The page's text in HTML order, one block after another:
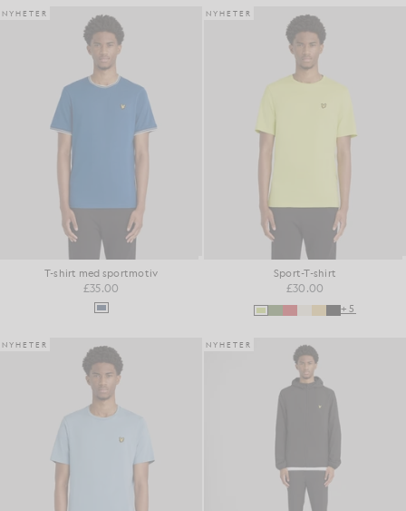
NYHETER
T-shirt med sportmotiv
£35.00
NYHETER
Sport-T-shirt
£30.00
+5
NYHETER NYHETER